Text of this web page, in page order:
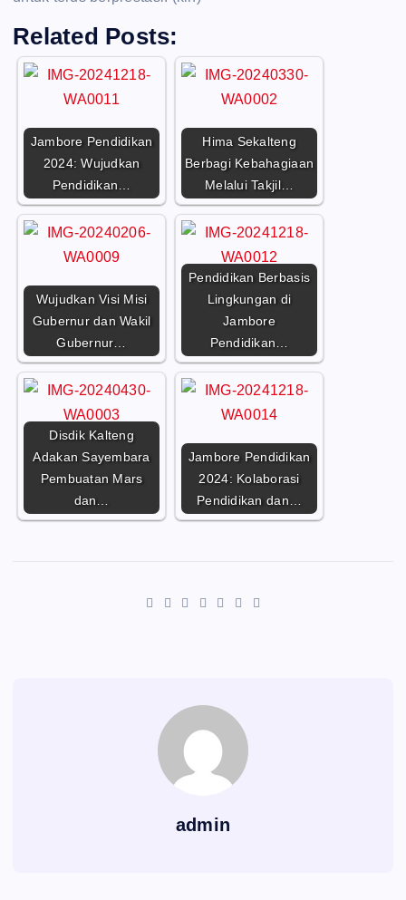
Related Posts:
Jambore Pendidikan
2024: Wujudkan
Pendidikan…
Hima Sekalteng
Berbagi Kebahagiaan
Melalui Takjil…
Wujudkan Visi Misi
Gubernur dan Wakil
Gubernur…
Pendidikan Berbasis
Lingkungan di
Jambore
Pendidikan…
Disdik Kalteng
Adakan Sayembara
Pembuatan Mars
dan…
Jambore Pendidikan
2024: Kolaborasi
Pendidikan dan…
admin